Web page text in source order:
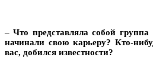
– Что представляла собой
начинали свою карьеру? Кто-
вас, добился известности?